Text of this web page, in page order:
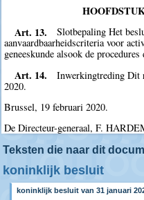
Art. 13.
Slotbepaling Het
aanvaardbaarheidscriteria voor
geneeskunde alsook de
Art. 14.
Inwerkingtreding Dit
2020.
Brussel, 19 februari 2020.
De Directeur-generaal, F.
Teksten die naar dit
koninklijk besluit
koninklijk besluit van 31 januari